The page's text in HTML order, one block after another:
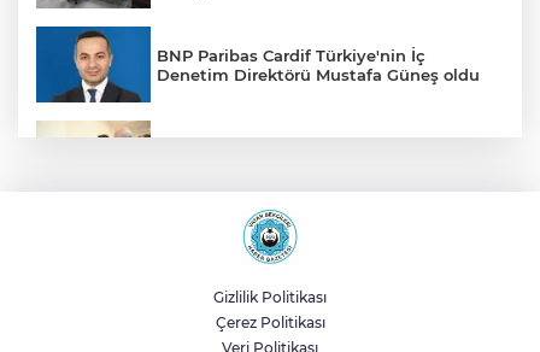
BNP Paribas Cardif Türkiye'nin İç
Denetim Direktörü Mustafa Güneş oldu
Sakarya’da ücretsiz doğalgaza
kavuşacaklar
Yalova'da makine arızası yapan tanker
Gizlilik Politikası
Çerez Politikası
Veri Politikası